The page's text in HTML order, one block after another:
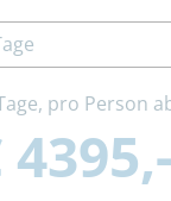
pro Person
4395,-